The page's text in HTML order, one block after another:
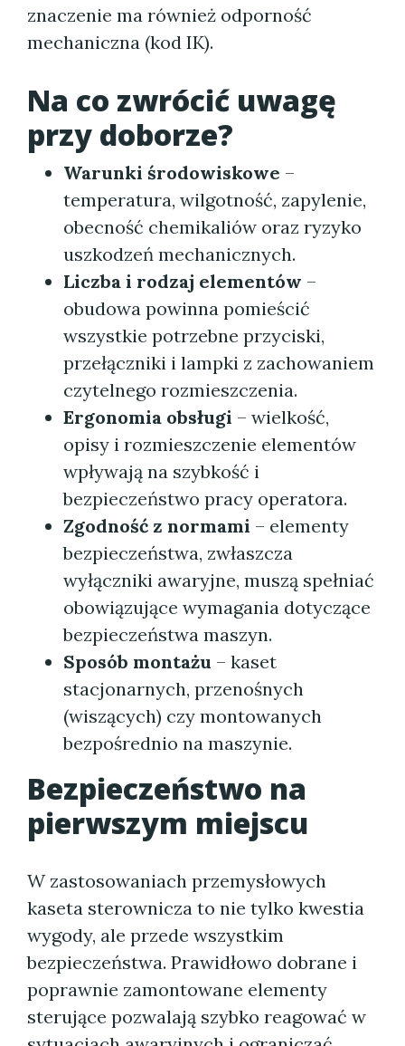
znaczenie ma również odporność
mechaniczna (kod IK).
Na co zwrócić uwagę
przy doborze?
Warunki środowiskowe –
temperatura, wilgotność, zapylenie,
obecność chemikaliów oraz ryzyko
uszkodzeń mechanicznych.
Liczba i rodzaj elementów –
obudowa powinna pomieścić
wszystkie potrzebne przyciski,
przełączniki i lampki z zachowaniem
czytelnego rozmieszczenia.
Ergonomia obsługi – wielkość,
opisy i rozmieszczenie elementów
wpływają na szybkość i
bezpieczeństwo pracy operatora.
Zgodność z normami – elementy
bezpieczeństwa, zwłaszcza
wyłączniki awaryjne, muszą spełniać
obowiązujące wymagania dotyczące
bezpieczeństwa maszyn.
Sposób montażu – kaset
stacjonarnych, przenośnych
(wiszących) czy montowanych
bezpośrednio na maszynie.
Bezpieczeństwo na
pierwszym miejscu
W zastosowaniach przemysłowych
kaseta sterownicza to nie tylko kwestia
wygody, ale przede wszystkim
bezpieczeństwa. Prawidłowo dobrane i
poprawnie zamontowane elementy
sterujące pozwalają szybko reagować w